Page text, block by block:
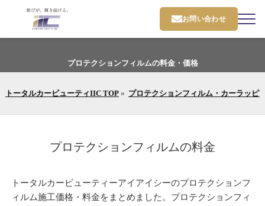
お問い合わせ
プロテクションフィルムの料金・価格
トータルカービューティIIC TOP» プロテクションフィルム・カーラッピ
プロテクションフィルムの料金
トータルカービューティーアイアイシーのプロテクションフ
ィルム施工価格・料金をまとめました。プロテクションフィ